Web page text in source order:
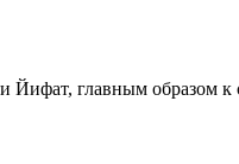
главным образом к